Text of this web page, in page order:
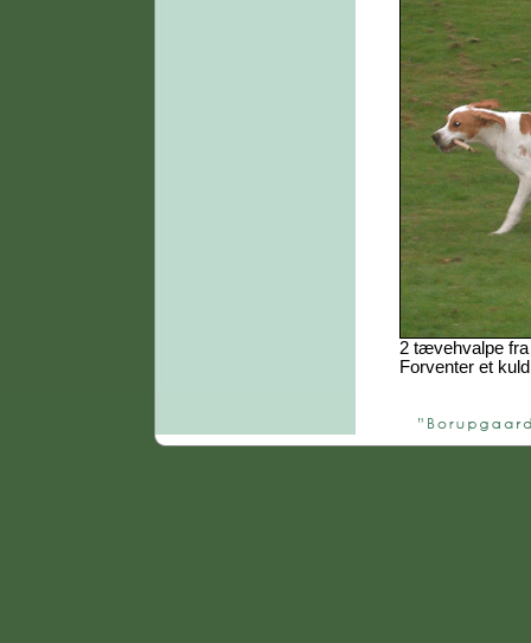
2 tævehvalpe fra
Forventer et